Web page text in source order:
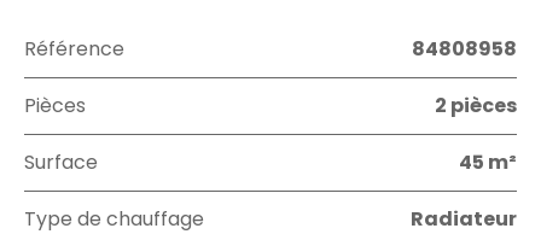
Référence 84808958
Pièces 2 pièces
Surface 45 m²
Type de chauffage Radiateur